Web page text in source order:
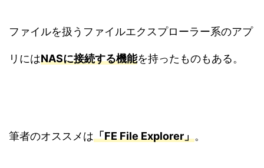
ファイルを扱うファイルエクスプローラー系のアプ
リにはNASに接続する機能を持ったものもある。
筆者のオススメは「FE File Explorer」。